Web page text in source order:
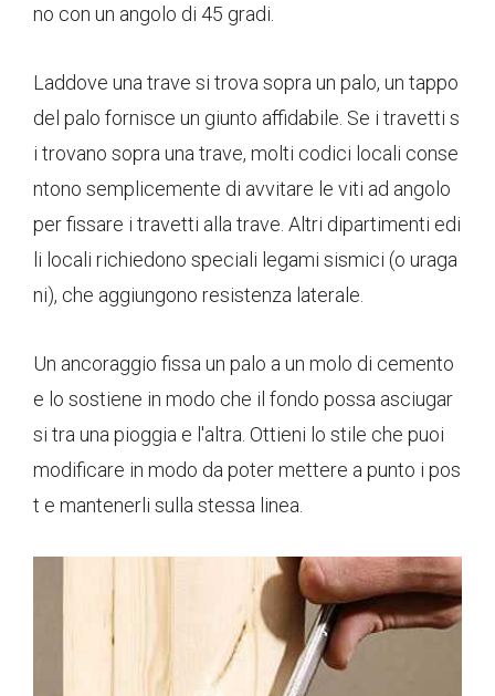
no con un angolo di 45 gradi.
Laddove una trave si trova sopra un palo, un tappo
del palo fornisce un giunto affidabile. Se i travetti s
i trovano sopra una trave, molti codici locali conse
ntono semplicemente di avvitare le viti ad angolo
per fissare i travetti alla trave. Altri dipartimenti edi
li locali richiedono speciali legami sismici (o uraga
ni), che aggiungono resistenza laterale.
Un ancoraggio fissa un palo a un molo di cemento
e lo sostiene in modo che il fondo possa asciugar
si tra una pioggia e l'altra. Ottieni lo stile che puoi
modificare in modo da poter mettere a punto i pos
t e mantenerli sulla stessa linea.